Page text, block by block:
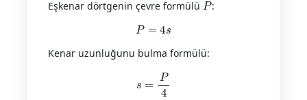
Eşkenar dörtgenin çevre formülü :
P =4s
Kenar uzunluğunu bulma formülü:
4